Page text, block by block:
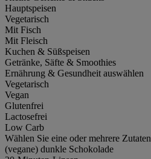
Hauptspeisen
Vegetarisch
Mit Fisch
Mit Fleisch
Kuchen & Süßspeisen
Getränke, Säfte & Smoothies
Ernährung & Gesundheit auswählen
Vegetarisch
Vegan
Glutenfrei
Lactosefrei
Low Carb
Wählen Sie eine oder mehrere Zutaten
(vegane) dunkle Schokolade